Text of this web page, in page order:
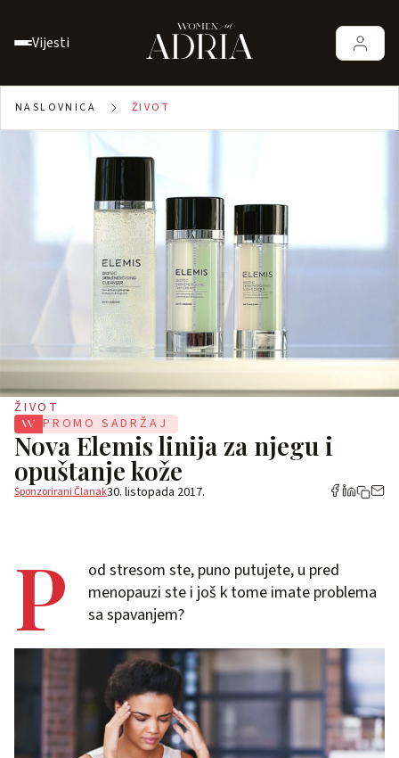
Vijesti
NASLOVNICA ŽIVOT
ŽIVOT
PROMO SADRŽAJ
Nova Elemis linija za njegu i
opuštanje kože
Sponzorirani Članak30. listopada 2017.
P
od stresom ste, puno putujete, u pred
menopauzi ste i još k tome imate problema
sa spavanjem?